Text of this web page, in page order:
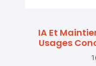
IA Et
Usages